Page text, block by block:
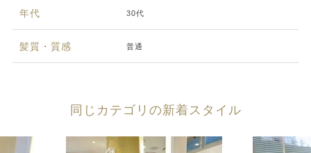
年代 30代
髪質・質感 普通
同じカテゴリの新着スタイル